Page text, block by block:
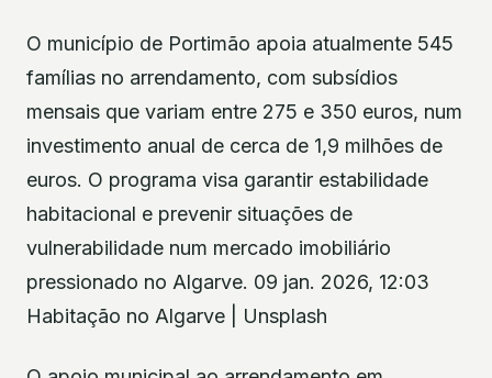
O município de Portimão apoia atualmente 545
famílias no arrendamento, com subsídios
mensais que variam entre 275 e 350 euros, num
investimento anual de cerca de 1,9 milhões de
euros. O programa visa garantir estabilidade
habitacional e prevenir situações de
vulnerabilidade num mercado imobiliário
pressionado no Algarve. 09 jan. 2026, 12:03
Habitação no Algarve | Unsplash